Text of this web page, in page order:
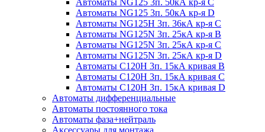
Автоматы NG125 3п. 50кА кр-я D
Автоматы NG125H 3п. 36кА кр-я C
Автоматы NG125N 3п. 25кА кр-я B
Автоматы NG125N 3п. 25кА кр-я C
Автоматы NG125N 3п. 25кА кр-я D
Автоматы С120Н 3п. 15кА кривая B
Автоматы С120Н 3п. 15кА кривая C
Автоматы С120Н 3п. 15кА кривая D
Автоматы дифференциальные
Автоматы постоянного тока
Автоматы фаза+нейтраль
Аксессуары для монтажа